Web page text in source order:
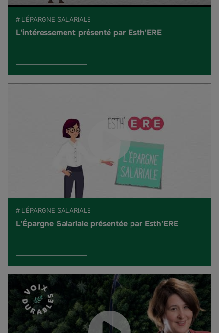
# L'ÉPARGNE SALARIALE
L'intéressement présenté par Esth'ERE
# L'ÉPARGNE SALARIALE
L'Épargne Salariale présentée par Esth'ERE